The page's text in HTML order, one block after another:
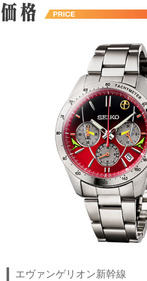
エヴァンゲリオン新幹線